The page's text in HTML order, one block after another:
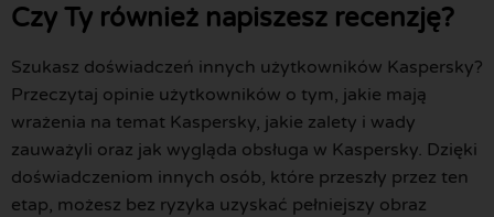
Czy Ty również napiszesz recenzję?
Szukasz doświadczeń innych użytkowników Kaspersky?
Przeczytaj opinie użytkowników o tym, jakie mają
wrażenia na temat Kaspersky, jakie zalety i wady
zauważyli oraz jak wygląda obsługa w Kaspersky. Dzięki
doświadczeniom innych osób, które przeszły przez ten
etap, możesz bez ryzyka uzyskać pełniejszy obraz